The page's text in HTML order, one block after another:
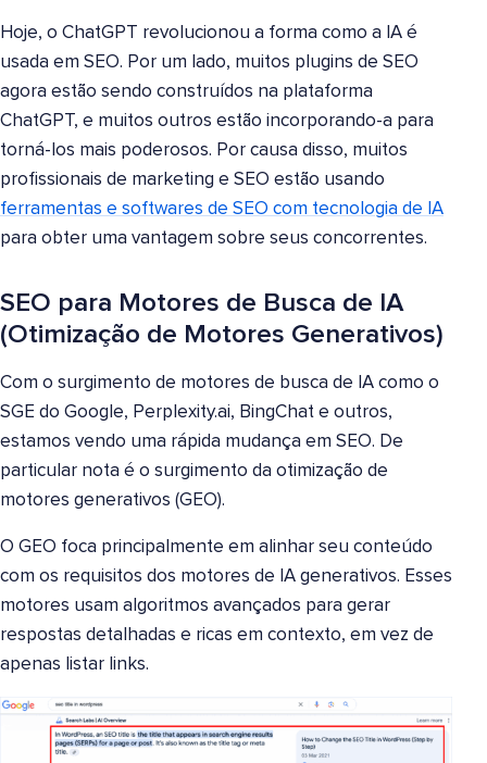
Hoje, o ChatGPT revolucionou a forma como a IA é
usada em SEO. Por um lado, muitos plugins de SEO
agora estão sendo construídos na plataforma
ChatGPT, e muitos outros estão incorporando-a para
torná-los mais poderosos. Por causa disso, muitos
profissionais de marketing e SEO estão usando
ferramentas e softwares de SEO com tecnologia de IA
para obter uma vantagem sobre seus concorrentes.
SEO para Motores de Busca de IA
(Otimização de Motores Generativos)
Com o surgimento de motores de busca de IA como o
SGE do Google, Perplexity.ai, BingChat e outros,
estamos vendo uma rápida mudança em SEO. De
particular nota é o surgimento da otimização de
motores generativos (GEO).
O GEO foca principalmente em alinhar seu conteúdo
com os requisitos dos motores de IA generativos. Esses
motores usam algoritmos avançados para gerar
respostas detalhadas e ricas em contexto, em vez de
apenas listar links.